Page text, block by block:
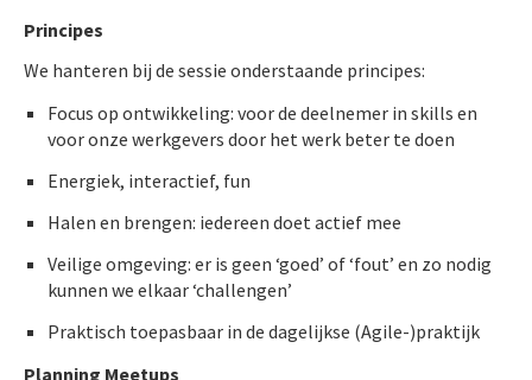
Principes
We hanteren bij de sessie onderstaande principes:
Focus op ontwikkeling: voor de deelnemer in skills en
voor onze werkgevers door het werk beter te doen
Energiek, interactief, fun
Halen en brengen: iedereen doet actief mee
Veilige omgeving: er is geen ‘goed’ of ‘fout’ en zo nodig
kunnen we elkaar ‘challengen’
Praktisch toepasbaar in de dagelijkse (Agile-)praktijk
Planning Meetups